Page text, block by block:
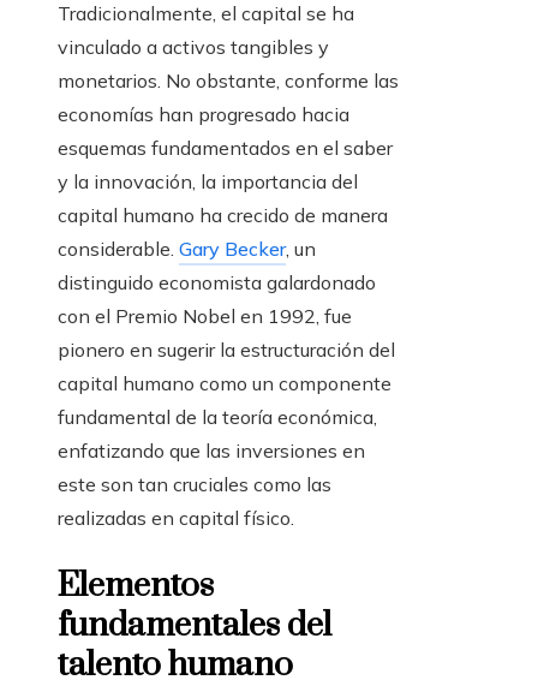
Tradicionalmente, el capital se ha
vinculado a activos tangibles y
monetarios. No obstante, conforme las
economías han progresado hacia
esquemas fundamentados en el saber
y la innovación, la importancia del
capital humano ha crecido de manera
considerable. Gary Becker, un
distinguido economista galardonado
con el Premio Nobel en 1992, fue
pionero en sugerir la estructuración del
capital humano como un componente
fundamental de la teoría económica,
enfatizando que las inversiones en
este son tan cruciales como las
realizadas en capital físico.
Elementos
fundamentales del
talento humano